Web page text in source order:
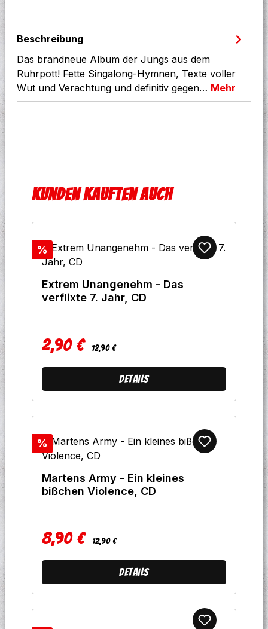
Beschreibung
Das brandneue Album der Jungs aus dem
Ruhrpott! Fette Singalong-Hymnen, Texte voller
Wut und Verachtung und definitiv gegen… Mehr
Produktgalerie überspringen
Kunden kauften auch
Rabatt
%
Extrem Unangenehm - Das
verflixte 7. Jahr, CD
Verkaufspreis:
2,90 € Regulärer Preis:
12,90 €
Details
Rabatt
%
Martens Army - Ein kleines
bißchen Violence, CD
Verkaufspreis:
8,90 € Regulärer Preis:
12,90 €
Details